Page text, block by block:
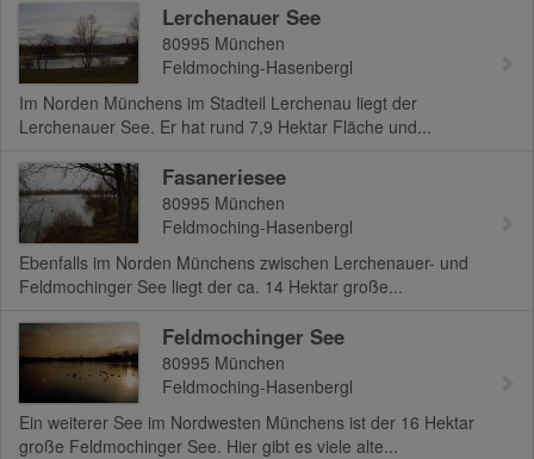
Lerchenauer See
80995 München
Feldmoching-Hasenbergl
Im Norden Münchens im Stadteil Lerchenau liegt der
Lerchenauer See. Er hat rund 7,9 Hektar Fläche und...
Fasaneriesee
80995 München
Feldmoching-Hasenbergl
Ebenfalls im Norden Münchens zwischen Lerchenauer- und
Feldmochinger See liegt der ca. 14 Hektar große...
Feldmochinger See
80995 München
Feldmoching-Hasenbergl
Ein weiterer See im Nordwesten Münchens ist der 16 Hektar
große Feldmochinger See. Hier gibt es viele alte...